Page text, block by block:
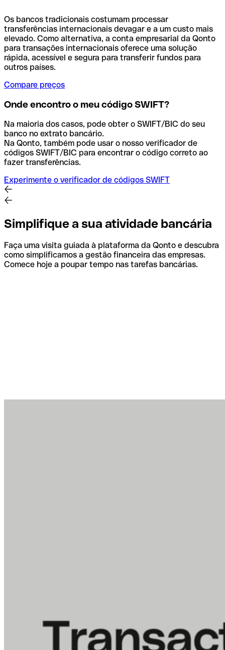
Os bancos tradicionais costumam processar
transferências internacionais devagar e a um custo mais
elevado. Como alternativa, a conta empresarial da Qonto
para transações internacionais oferece uma solução
rápida, acessível e segura para transferir fundos para
outros países.
Compare preços
Onde encontro o meu código SWIFT?
Na maioria dos casos, pode obter o SWIFT/BIC do seu
banco no extrato bancário.
Na Qonto, também pode usar o nosso verificador de
códigos SWIFT/BIC para encontrar o código correto ao
fazer transferências.
Experimente o verificador de códigos SWIFT
Simplifique a sua atividade bancária
Faça uma visita guiada à plataforma da Qonto e descubra
como simplificamos a gestão financeira das empresas.
Comece hoje a poupar tempo nas tarefas bancárias.